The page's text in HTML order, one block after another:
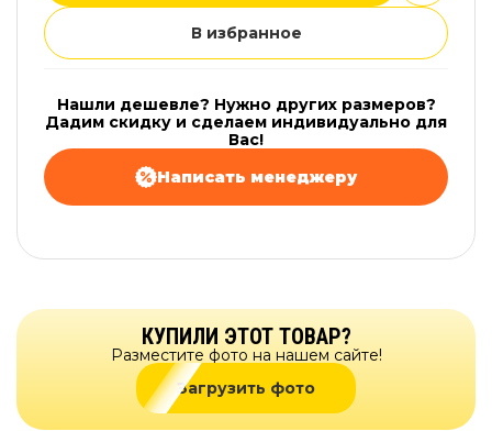
В избранное
Нашли дешевле? Нужно других размеров?
Дадим скидку и сделаем индивидуально для
Вас!
Написать менеджеру
КУПИЛИ ЭТОТ ТОВАР?
Разместите фото на нашем сайте!
Загрузить фото